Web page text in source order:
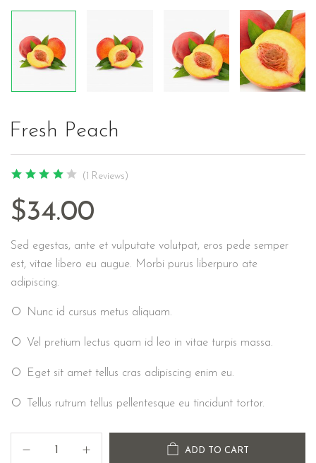
Fresh Peach
(1 Reviews)
$34.00
Sed egestas, ante et vulputate volutpat, eros pede semper
est, vitae libero eu augue. Morbi purus liberpuro ate
adipiscing.
Nunc id cursus metus aliquam.
Vel pretium lectus quam id leo in vitae turpis massa.
Eget sit amet tellus cras adipiscing enim eu.
Tellus rutrum tellus pellentesque eu tincidunt tortor.
ADD TO CART